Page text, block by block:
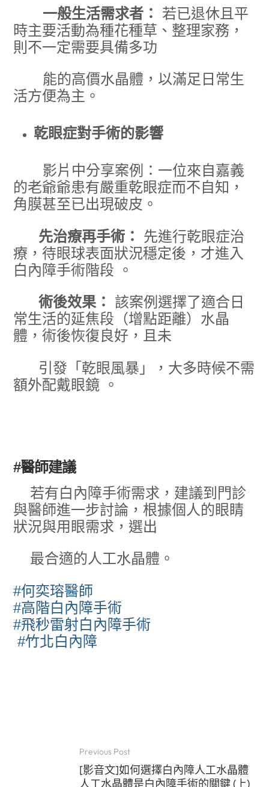
一般生活需求者：
若已退休且平
時主要活動為種花種草、整理家務，
則不一定需要具備多功
能的高價水晶體，以滿足日常生
活方便為主。
乾眼症對手術的影響
影片中分享案例：一位來自嘉義
的老爺爺患有嚴重乾眼症而不自知，
角膜甚至已出現破皮。
先治療再手術：
先進行乾眼症治
療，待眼球表面狀況穩定後，才進入
白內障手術階段 。
術後效果：
該案例選擇了適合日
常生活的延焦段（增點距離）水晶
體，術後恢復良好，且未
引發「乾眼風暴」，大多時候不需
額外配戴眼鏡 。
#醫師建議
若有白內障手術需求，建議到門診
與醫師進一步討論，根據個人的眼睛
狀況與用眼需求，選出
最合適的人工水晶體。
#何奕瑢醫師
#高階白內障手術
#飛秒雷射白內障手術
#竹北白內障
Previous Post
[影音文]如何選擇白內障人工水晶體
人工水晶體是白內障手術的關鍵 (上)